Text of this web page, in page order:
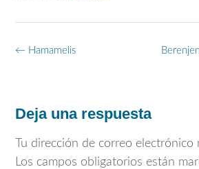
Navegación
← Hamamelis
Deja una respuesta
Tu dirección de correo
Los campos obligatorios están